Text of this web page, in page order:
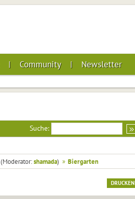
Community Newsletter
Suche:
(Moderator:shamada) » Biergarten
DRUCKEN